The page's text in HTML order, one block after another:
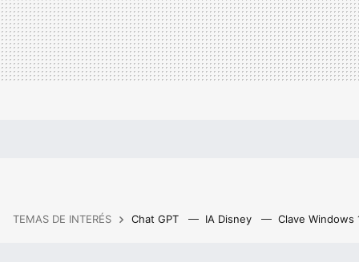
TEMAS DE INTERÉS Chat GPT IA Disney Clave Windows